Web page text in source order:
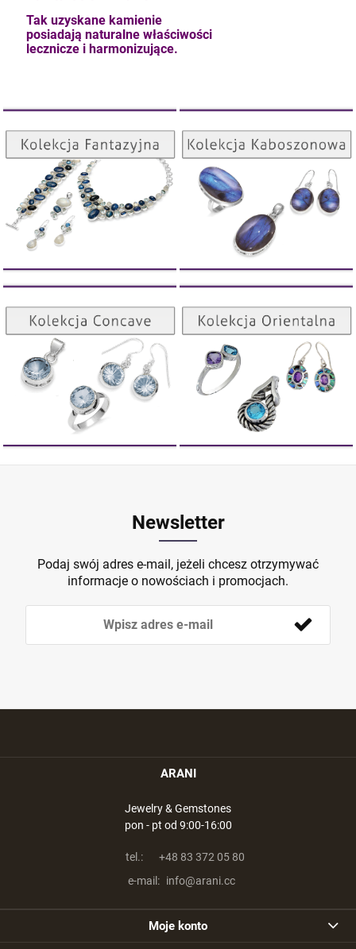
4,71 zł
Tak uzyskane kamienie
posiadają naturalne właściwości
lecznicze i harmonizujące.
Kolekcja Fantazyjna
ZOBACZ
Kolekcja Kaboszonowa
ZOBACZ
Kolekcja Concave
ZOBACZ
Kolekcja Orientalna
ZOBACZ
Newsletter
Podaj swój adres e-mail, jeżeli chcesz otrzymywać
informacje o nowościach i promocjach.
ARANI
Jewelry & Gemstones
pon - pt od 9:00-16:00
tel.:
+48 83 372 05 80
e-mail: info@arani.cc
Moje konto